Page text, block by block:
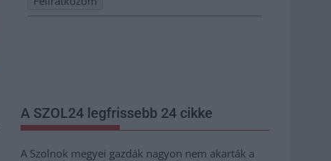
A SZOL24 legfrissebb 24 cikke
A Szolnok megyei gazdák nagyon nem akarták a